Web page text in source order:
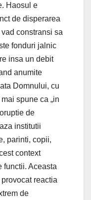
Haosul e
de disperarea
constransi sa
fonduri jalnic
insa un debit
anumite
Domnului, cu
spune ca „in
de
institutii
parinti, copii,
context
functii. Aceasta
reactia
de